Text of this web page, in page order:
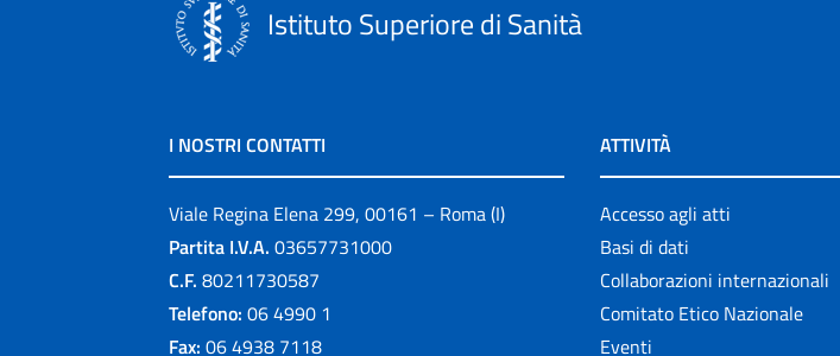
Istituto Superiore di Sanità
I NOSTRI CONTATTI
Viale Regina Elena 299, 00161 – Roma (I)
Partita I.V.A. 03657731000
C.F. 80211730587
Telefono: 06 4990 1
Fax: 06 4938 7118
ATTIVITÀ
Accesso agli atti
Basi di dati
Collaborazioni internazionali
Comitato Etico Nazionale
Eventi